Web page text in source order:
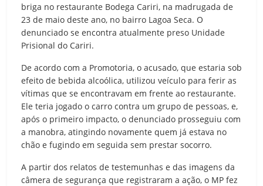
briga no restaurante Bodega Cariri, na madrugada de
23 de maio deste ano, no bairro Lagoa Seca. O
denunciado se encontra atualmente preso Unidade
Prisional do Cariri.
De acordo com a Promotoria, o acusado, que estaria sob
efeito de bebida alcoólica, utilizou veículo para ferir as
vítimas que se encontravam em frente ao restaurante.
Ele teria jogado o carro contra um grupo de pessoas, e,
após o primeiro impacto, o denunciado prosseguiu com
a manobra, atingindo novamente quem já estava no
chão e fugindo em seguida sem prestar socorro.
A partir dos relatos de testemunhas e das imagens da
câmera de segurança que registraram a ação, o MP fez